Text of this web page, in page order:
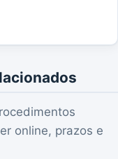
online, prazos e